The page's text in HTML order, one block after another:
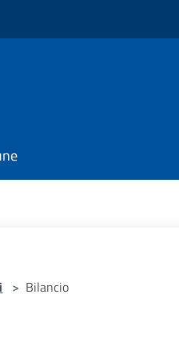
> Bilancio